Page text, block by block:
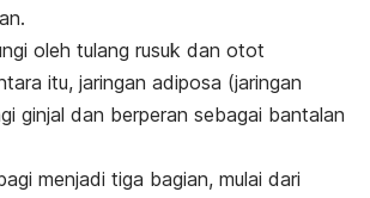
oleh tulang rusuk dan otot
itu, jaringan adiposa (jaringan
ginjal dan berperan sebagai bantalan
menjadi tiga bagian, mulai dari